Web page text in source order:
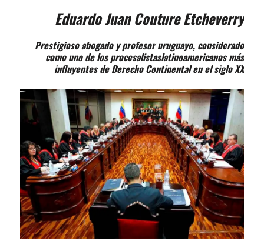
Eduardo Juan Couture Etcheverry
Prestigioso abogado y profesor uruguayo, considerado
como uno de los procesalistaslatinoamericanos más
influyentes de Derecho Continental en el siglo XX